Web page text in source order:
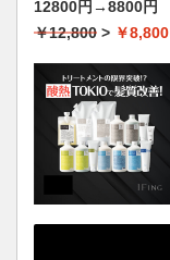
12800円→8800円
￥12,800 > ￥8,800